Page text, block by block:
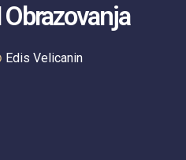
Edis Velicanin